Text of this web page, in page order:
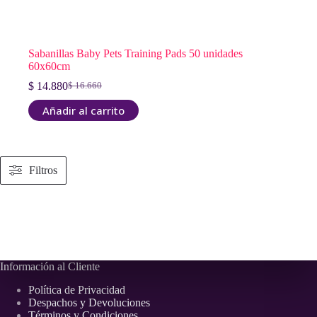
Sabanillas Baby Pets Training Pads 50 unidades
60x60cm
$16.660
El
precio
original
$ 14.880El
precio
actual
Añadir al carrito
Filtros
Información al Cliente
Política de Privacidad
Despachos y Devoluciones